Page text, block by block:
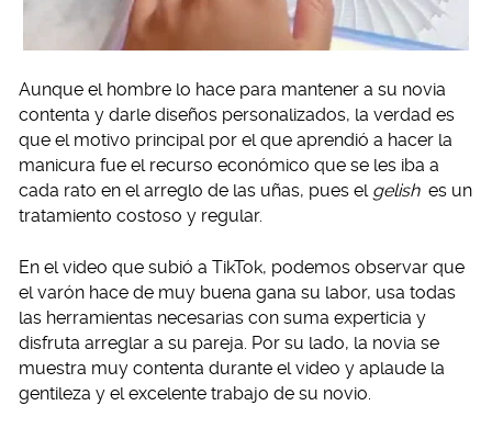
Aunque el hombre lo hace para mantener a su novia
contenta y darle diseños personalizados, la verdad es
que el motivo principal por el que aprendió a hacer la
manicura fue el recurso económico que se les iba a
cada rato en el arreglo de las uñas, pues el gelish es un
tratamiento costoso y regular.
En el video que subió a TikTok, podemos observar que
el varón hace de muy buena gana su labor, usa todas
las herramientas necesarias con suma experticia y
disfruta arreglar a su pareja. Por su lado, la novia se
muestra muy contenta durante el video y aplaude la
gentileza y el excelente trabajo de su novio.